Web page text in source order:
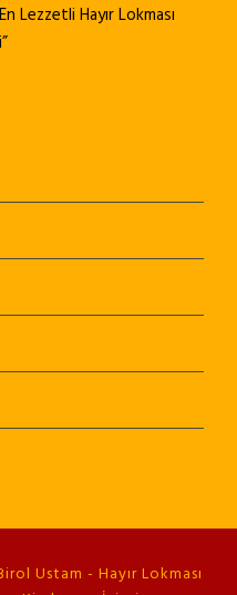
Lezzetli Hayır Lokması
Ustam - Hayır Lokması